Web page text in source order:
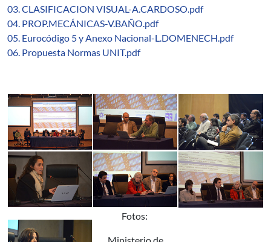
03. CLASIFICACION VISUAL-A.CARDOSO.pdf
04. PROP.MECÁNICAS-V.BAÑO.pdf
05. Eurocódigo 5 y Anexo Nacional-L.DOMENECH.pdf
06. Propuesta Normas UNIT.pdf
Fotos: